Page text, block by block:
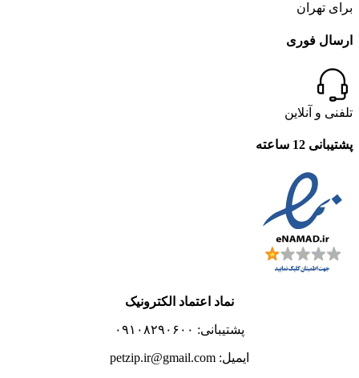
برای تهران
ارسال فوری
تلفنی و آنلاین
پشتیبانی 12 ساعته
نماد اعتماد الکترونیک
پشتیبانی: ۰۹۱۰۸۲۹۰۶۰۰
ایمیل: petzip.ir@gmail.com